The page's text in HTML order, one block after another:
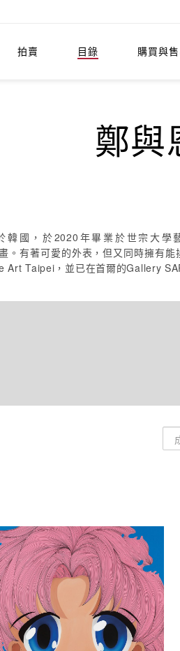
拍賣 目錄 購買與
鄭與
韓國，於2020年畢業於世宗大學
。有著可愛的外表，但又同時擁有
Art Taipei，並已在首爾的Gallery